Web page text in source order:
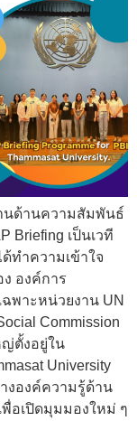
นด้านความสัมพันธ์
Briefing เป็นเวที
ด้ทำความเข้าใจ
องค์การ
พาะหน่วยงาน UN
Commission
ญ่ตั้งอยู่ใน
University
งองค์ความรู้ด้าน
อเปิดมุมมองใหม่ ๆ